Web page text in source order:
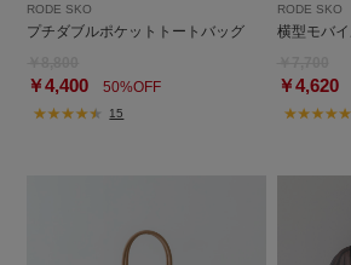
RODE SKO
プチダブルポケットトートバッグ
￥4,400 50%OFF
15
RODE SKO
横型モバ
￥4,620